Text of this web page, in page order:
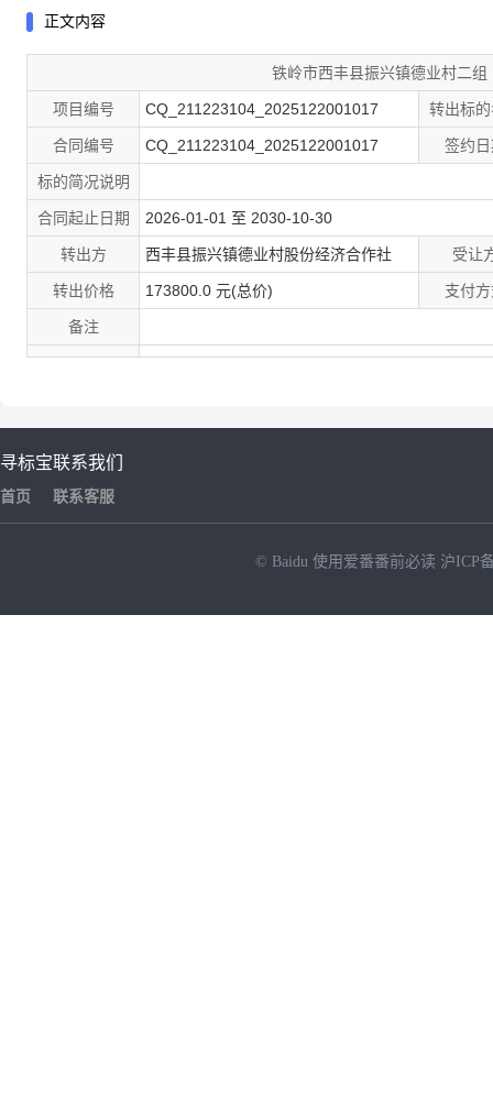
正文内容
铁岭市西丰县振兴镇德业村二
项目编号 CQ_211223104_2025122001017 转出标
合同编号 CQ_211223104_2025122001017 签约
标的简况说明
合同起止日期 2026-01-01 至 2030-10-30
转出方 西丰县振兴镇德业村股份经济合作社 受让
转出价格 173800.0 元(总价) 支付
备注
寻标宝
首页
联系我们
联系客服
© Baidu 使用爱番番前必读 沪ICP